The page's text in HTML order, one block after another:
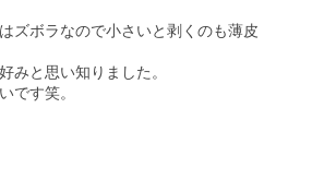
ズボラなので小さいと剥くのも薄皮
みと思い知りました。
です笑。